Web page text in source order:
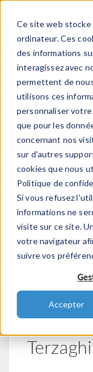
Ce site web
ordinateur. Ces
des informations
interagissez avec
permettent de
utilisons ces
personnaliser
que pour les
concernant nos
sur d'autres
cookies que nous
Politique de
Si vous refusez
informations ne
visite sur ce site.
votre navigateur
suivre vos
Accepter
RECHERCHE
Trier par Discipline
Filtrer par produit